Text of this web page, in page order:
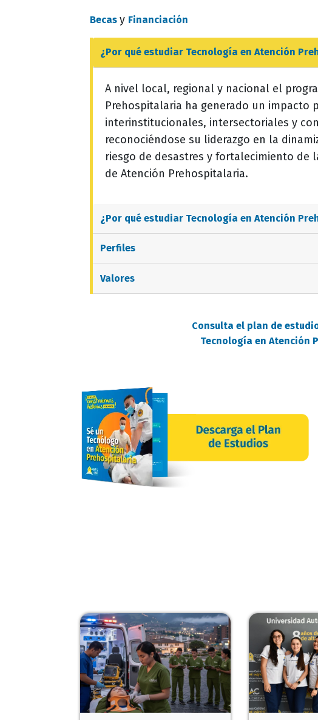
Becas y Financiación
¿Por qué estudiar Tecnología en Atención
A nivel local, regional y nacional el
Prehospitalaria ha generado un impacto
interinstitucionales, intersectoriales y
reconociéndose su liderazgo en la
riesgo de desastres y fortalecimiento de
de Atención Prehospitalaria.
¿Por qué estudiar Tecnología en Atención
Perfiles
Valores
Consulta el plan de
Tecnología en Atención